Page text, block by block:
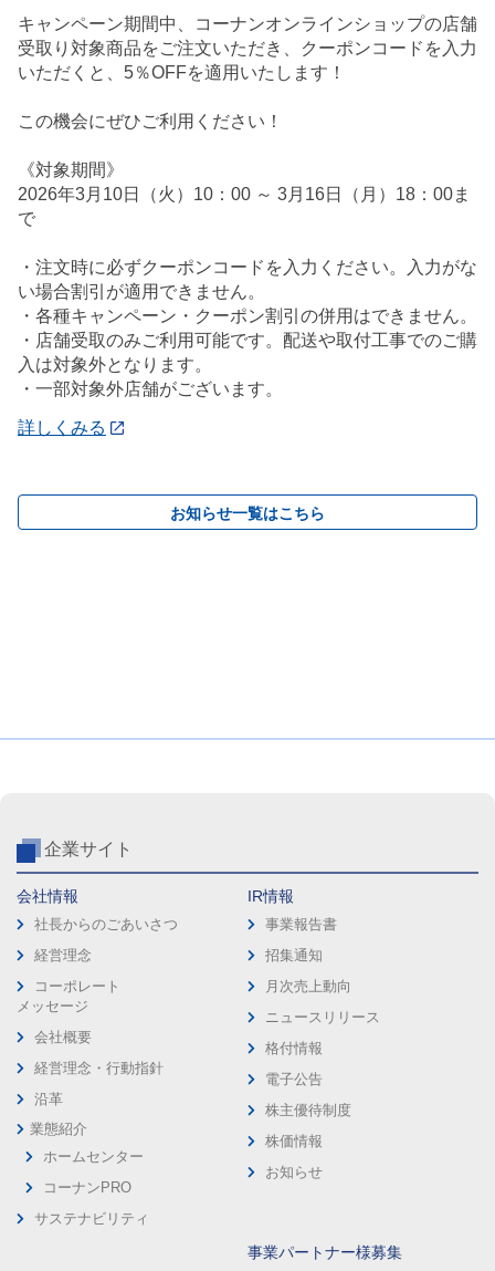
キャンペーン期間中、コーナンオンラインショップの店舗
受取り対象商品をご注文いただき、クーポンコードを入力
いただくと、5％OFFを適用いたします！
この機会にぜひご利用ください！
《対象期間》
2026年3月10日（火）10：00 ～ 3月16日（月）18：00ま
で
・注文時に必ずクーポンコードを入力ください。入力がな
い場合割引が適用できません。
・各種キャンペーン・クーポン割引の併用はできません。
・店舗受取のみご利用可能です。配送や取付工事でのご購
入は対象外となります。
・一部対象外店舗がございます。
詳しくみる
お知らせ一覧はこちら
企業サイト
会社情報
社長からのごあいさつ
経営理念
コーポレート
メッセージ
会社概要
経営理念・行動指針
沿革
業態紹介
ホームセンター
コーナンPRO
サステナビリティ
IR情報
事業報告書
招集通知
月次売上動向
ニュースリリース
格付情報
電子公告
株主優待制度
株価情報
お知らせ
事業パートナー様募集